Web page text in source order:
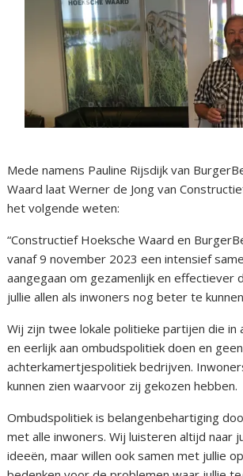
Mede namens Pauline Rijsdijk van
Waard laat Werner de Jong van
het volgende weten:
“Constructief Hoeksche Waard en
vanaf 9 november 2023 een intensief
aangegaan om gezamenlijk en effectiever
jullie allen als inwoners nog beter te
Wij zijn twee lokale politieke partijen die in
en eerlijk aan ombudspolitiek doen en geen
achterkamertjespolitiek bedrijven.
kunnen zien waarvoor zij gekozen hebben.
Ombudspolitiek is belangenbehartiging
met alle inwoners. Wij luisteren altijd naar
ideeën, maar willen ook samen met jullie